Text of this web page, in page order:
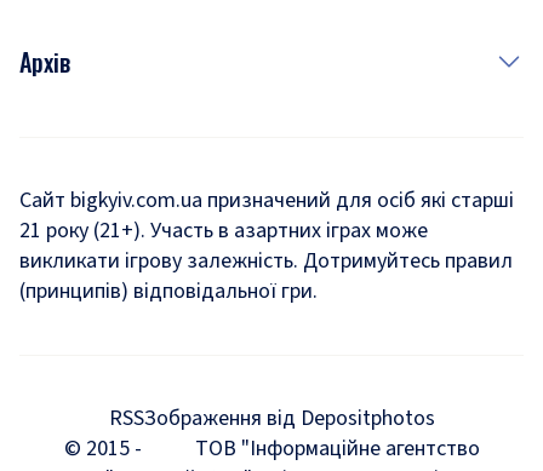
Архів
Комуналка
Хроніки війни
Мегаполіс
Сайт bigkyiv.com.ua призначений для осіб які старші
21 року (21+). Участь в азартних іграх може
викликати ігрову залежність. Дотримуйтесь правил
(принципів) відповідальної гри.
RSSЗображення від Depositphotos
© 2015 -
ТОВ "Інформаційне агентство